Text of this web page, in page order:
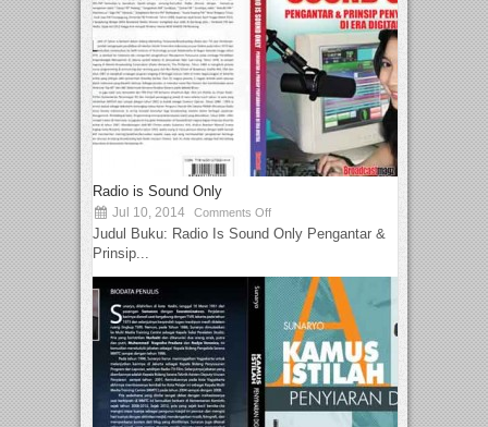
Radio is Sound Only
Jul 10, 2014 Comments Off
Judul Buku: Radio Is Sound Only Pengantar &
Prinsip...